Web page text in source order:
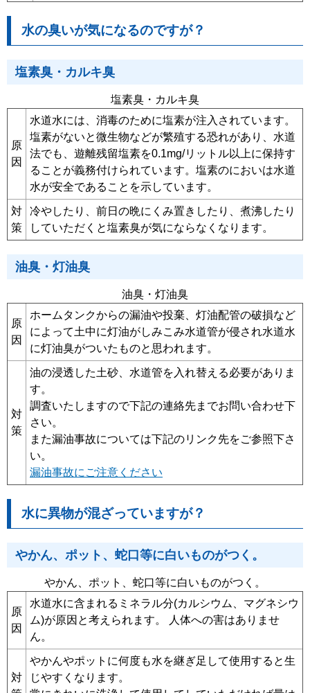
水の臭いが気になるのですが？
塩素臭・カルキ臭
塩素臭・カルキ臭
原
因
水道水には、消毒のために塩素が注入されています。
塩素がないと微生物などが繁殖する恐れがあり、水道
法でも、遊離残留塩素を0.1mg/リットル以上に保持す
ることが義務付けられています。塩素のにおいは水道
水が安全であることを示しています。
対
策
冷やしたり、前日の晩にくみ置きしたり、煮沸したり
していただくと塩素臭が気にならなくなります。
油臭・灯油臭
油臭・灯油臭
原
因
ホームタンクからの漏油や投棄、灯油配管の破損など
によって土中に灯油がしみこみ水道管が侵され水道水
に灯油臭がついたものと思われます。
対
策
油の浸透した土砂、水道管を入れ替える必要がありま
す。
調査いたしますので下記の連絡先までお問い合わせ下
さい。
また漏油事故については下記のリンク先をご参照下さ
い。
漏油事故にご注意ください
水に異物が混ざっていますが？
やかん、ポット、蛇口等に白いものがつく。
やかん、ポット、蛇口等に白いものがつく。
原
因
水道水に含まれるミネラル分(カルシウム、マグネシウ
ム)が原因と考えられます。 人体への害はありませ
ん。
対
やかんやポットに何度も水を継ぎ足して使用すると生
じやすくなります。